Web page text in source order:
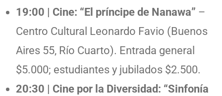
19:00 | Cine: “El príncipe de Nanawa” –
Centro Cultural Leonardo Favio (Buenos
Aires 55, Río Cuarto). Entrada general
$5.000; estudiantes y jubilados $2.500.
20:30 | Cine por la Diversidad: “Sinfonía